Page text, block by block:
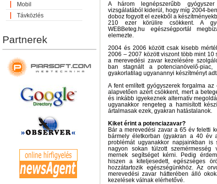
Mobil
Távközlés
Partnerek
A három legnépszerűbb
vizsgálatából kiderül, hogy míg 2004-
doboz fogyott el ezekből a
210 ezer körülire csökkent. A
WEBBeteg.hu egészségportál
elemezte.
2004 és 2006 között csak kisebb
2006 – 2007 között viszont több mint 10
a merevedési zavar kezelésére
ban stagnált a potencianövelő-
gyakorlatilag ugyanannyi készítményt
A fent említett gyógyszerek forgalma
alapvetően azért csökkent, mert a
és inkább igyekeznek alternatív
ugyanakkor rengeteg a hamisított
ártalmasak ezek, gyakran hatástalanok.
Kiket érint a potenciazavar?
Bár a merevedési zavar a 65 év feletti
bármely életkorban (gyakran a 40 év
problémát ugyanakkor napjainkban is
nagyon sokan túlzott szemérmesség
mernek segítséget kérni. Pedig
hiszen a kiteljesedett, egészséges
hozzátartozik egészségünkhöz. Az
merevedési zavar hátterében álló
kezelések válnak elérhetővé.